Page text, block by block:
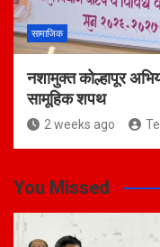
सामाजिक
नशामुक्त कोल्हापूर
सामूहिक शपथ
2 weeks ago
You Missed